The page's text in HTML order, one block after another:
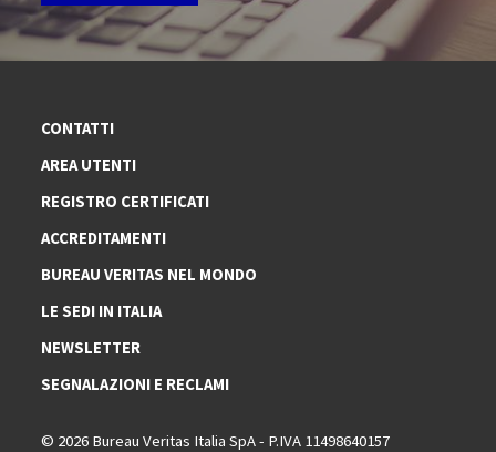
CONTATTI
AREA UTENTI
REGISTRO CERTIFICATI
ACCREDITAMENTI
BUREAU VERITAS NEL MONDO
LE SEDI IN ITALIA
NEWSLETTER
SEGNALAZIONI E RECLAMI
© 2026 Bureau Veritas Italia SpA - P.IVA 11498640157